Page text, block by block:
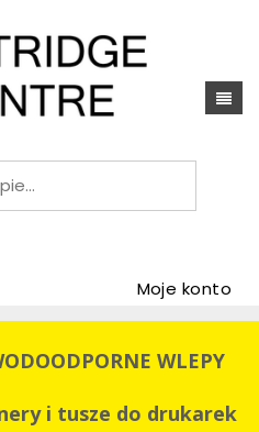
Moje konto
WLEPY
i tusze do drukarek